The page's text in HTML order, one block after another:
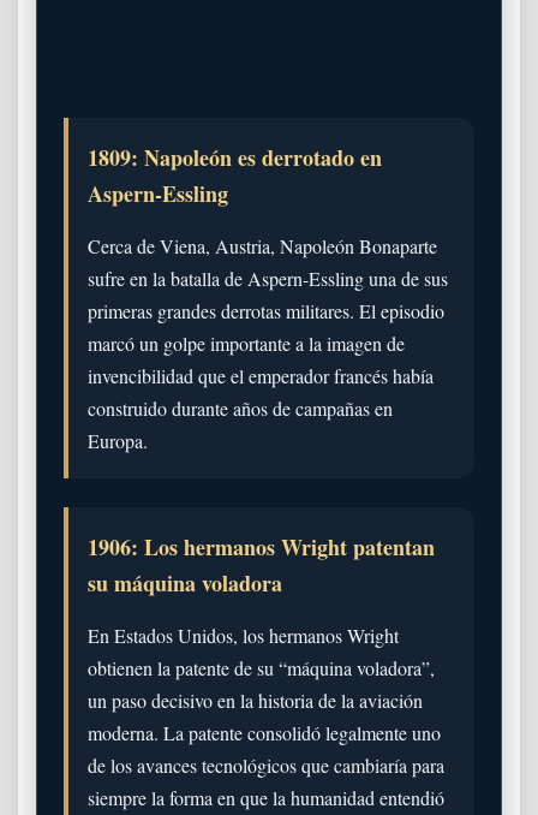
1809: Napoleón es derrotado en
Aspern-Essling
Cerca de Viena, Austria, Napoleón Bonaparte
sufre en la batalla de Aspern-Essling una de sus
primeras grandes derrotas militares. El episodio
marcó un golpe importante a la imagen de
invencibilidad que el emperador francés había
construido durante años de campañas en
Europa.
1906: Los hermanos Wright patentan
su máquina voladora
En Estados Unidos, los hermanos Wright
obtienen la patente de su “máquina voladora”,
un paso decisivo en la historia de la aviación
moderna. La patente consolidó legalmente uno
de los avances tecnológicos que cambiaría para
siempre la forma en que la humanidad entendió